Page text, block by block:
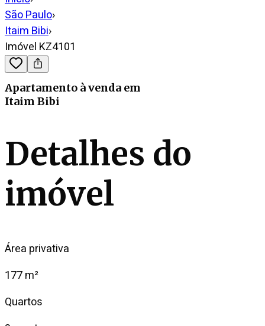
São Paulo›
Itaim Bibi›
Imóvel KZ4101
Apartamento à venda em
Itaim Bibi
Detalhes do
imóvel
Área privativa
177 m²
Quartos